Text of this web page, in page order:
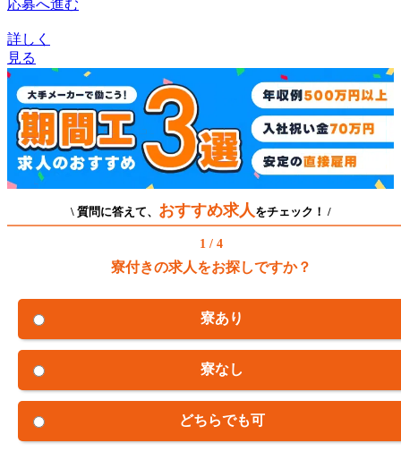
応募へ進む
詳しく
見る
\ 質問に答えて、 おすすめ求人 をチェック！ /
1 / 4
寮付きの求人をお探しですか？
寮あり
寮なし
どちらでも可